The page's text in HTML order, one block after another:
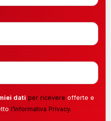
dati per ricevere offerte e
l’Informativa Privacy.